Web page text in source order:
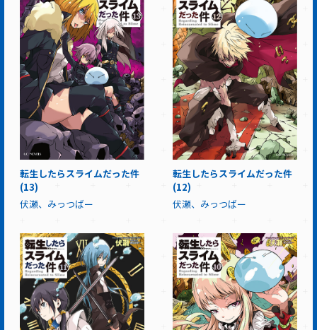
転生したらスライムだった件
(13)
伏瀬、みっつばー
転生したらスライムだった件
(12)
伏瀬、みっつばー